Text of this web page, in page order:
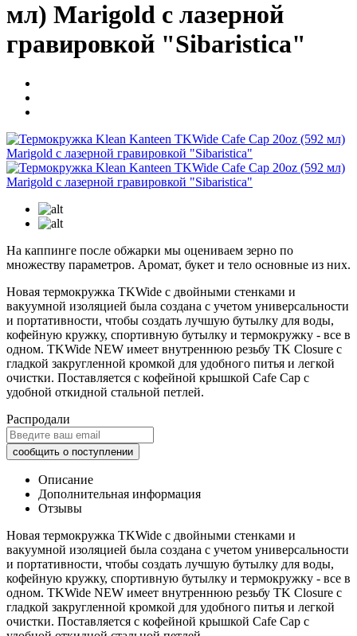
мл) Marigold с лазерной
гравировкой "Sibaristica"
На каппинге после обжарки мы оцениваем зерно по
множеству параметров. Аромат, букет и тело основные из них.
Новая термокружка TKWide с двойными стенками и
вакуумной изоляцией была создана с учетом универсальности
и портативности, чтобы создать лучшую бутылку для воды,
кофейную кружку, спортивную бутылку и термокружку - все в
одном. TKWide NEW имеет внутреннюю резьбу TK Closure с
гладкой закругленной кромкой для удобного питья и легкой
очистки. Поставляется с кофейной крышкой Cafе Cap с
удобной откидной стальной петлей.
Распродали
Описание
Дополнительная информация
Отзывы
Новая термокружка TKWide с двойными стенками и
вакуумной изоляцией была создана с учетом универсальности
и портативности, чтобы создать лучшую бутылку для воды,
кофейную кружку, спортивную бутылку и термокружку - все в
одном. TKWide NEW имеет внутреннюю резьбу TK Closure с
гладкой закругленной кромкой для удобного питья и легкой
очистки. Поставляется с кофейной крышкой Cafе Cap с